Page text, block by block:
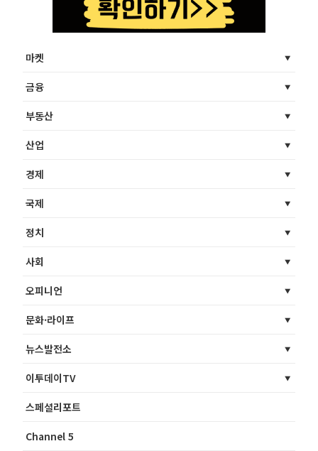
마켓
금융
부동산
산업
경제
국제
정치
사회
오피니언
문화·라이프
뉴스발전소
이투데이TV
스페셜리포트
Channel 5